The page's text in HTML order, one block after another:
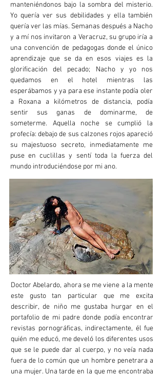
manteniéndonos bajo la sombra del misterio.
Yo quería ver sus debilidades y ella también
quería ver las mías. Semanas después a Nacho
y a mí nos invitaron a Veracruz, su grupo iría a
una convención de pedagogas donde el único
aprendizaje que se da en esos viajes es la
glorificación del pecado; Nacho y yo nos
quedamos en el hotel mientras las
esperábamos y ya para ese instante podía oler
a Roxana a kilómetros de distancia, podía
sentir sus ganas de dominarme, de
someterme. Aquella noche se cumplió la
profecía: debajo de sus calzones rojos apareció
su majestuoso secreto, inmediatamente me
puse en cuclillas y sentí toda la fuerza del
mundo introduciéndose por mi ano.
Doctor Abelardo, ahora se me viene a la mente
este gusto tan particular que me excita
describir, de niño me gustaba hurgar en el
portafolio de mi padre donde podía encontrar
revistas pornográficas, indirectamente, él fue
quién me educó, me develó los diferentes usos
que se le puede dar al cuerpo, y no veía nada
fuera de lo común que un hombre penetrara a
una mujer. Una tarde en la que me encontraba